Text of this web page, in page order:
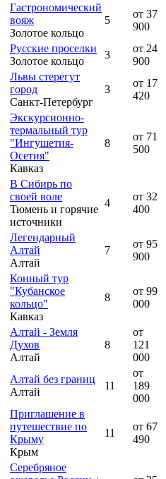
Гастрономический
вояж
Золотое кольцо
5
от 37
900
Русские проселки
Золотое кольцо
3
от 24
900
Львы стерегут
город
Санкт-Петербург
3
от 17
420
Экскурсионно-
термальный тур
"Ингушетия-
Осетия"
Кавказ
8
от 71
500
В Сибирь по
своей воле
Тюмень и горячие
источники
4
от 32
400
Легендарный
Алтай
Алтай
7
от 95
900
Конный тур
"Кубанское
кольцо"
Кавказ
8
от 99
000
Алтай - Земля
Духов
Алтай
8
от
121
000
Алтай без границ
Алтай
11
от
189
000
Приглашение в
путешествие по
Крыму
Крым
11
от 67
490
Серебряное